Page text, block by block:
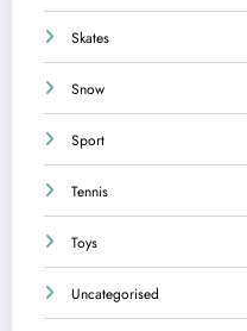
Skates
Snow
Sport
Tennis
Toys
Uncategorised